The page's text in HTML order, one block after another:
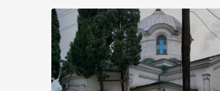
Херсонесі Володимир-язичник, став Василем-
християнином. А потім було Хрещення Русі. На честь
Херсонесу Таврійського названо місто […]